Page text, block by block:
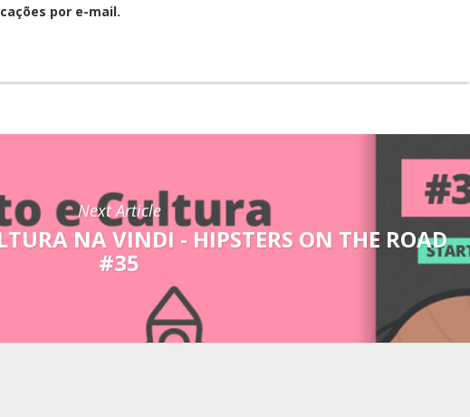
por e-mail.
Next Article
NA VINDI - HIPSTERS ON THE ROAD
#35